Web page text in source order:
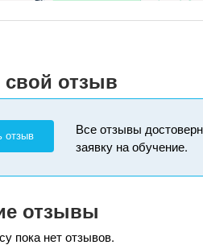
свой отзыв
отзыв
Все отзывы
заявку на обучение.
отзывы
пока нет отзывов.